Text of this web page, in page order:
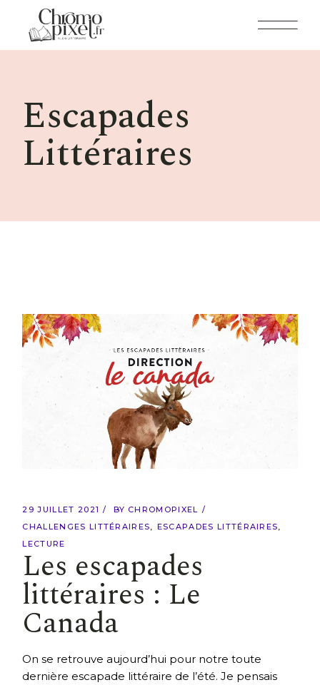
content
Escapades
Littéraires
29 JUILLET 2021 BY CHROMOPIXEL
CHALLENGES LITTÉRAIRES
ESCAPADES LITTÉRAIRES
LECTURE
Les escapades
littéraires : Le
Canada
On se retrouve aujourd’hui pour notre toute
dernière escapade littéraire de l’été. Je pensais